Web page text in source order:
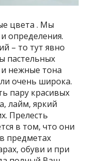
цвета . Мы
определения.
– то тут явно
пастельных
и нежные тона
очень широка.
пару красивых
лайм, яркий
Прелесть
в том, что они
предметах
обуви и при